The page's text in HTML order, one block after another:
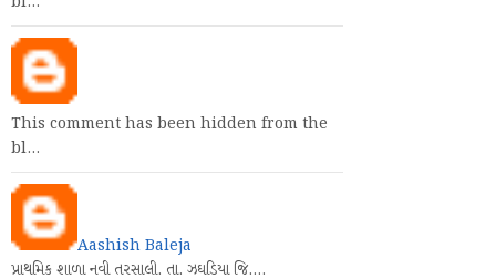
This comment has been hidden from the
bl…
Aashish Baleja
પ્રાથમિક શાળા નવી તરસાલી. તા. ઝઘડિયા જિ.…